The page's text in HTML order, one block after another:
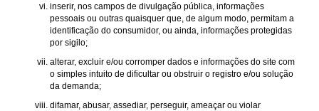
inserir, nos campos de divulgação pública, informações
pessoais ou outras quaisquer que, de algum modo, permitam a
identificação do consumidor, ou ainda, informações protegidas
por sigilo;
alterar, excluir e/ou corromper dados e informações do site com
o simples intuito de dificultar ou obstruir o registro e/ou solução
da demanda;
difamar, abusar, assediar, perseguir, ameaçar ou violar